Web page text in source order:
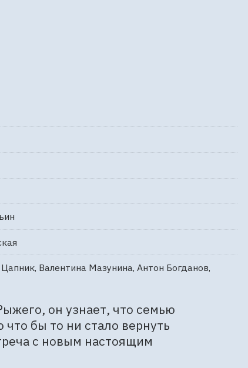
Валентина Мазунина, Антон Богданов,
он узнает, что семью
бы то ни стало вернуть
с новым настоящим